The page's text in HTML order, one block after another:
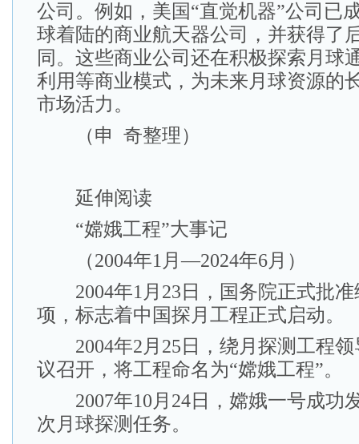
公司。例如，美国“直觉机器”公司已
球着陆的商业航天器公司，并获得了
同。这些商业公司还在积极探索月球
利用等商业模式，为未来月球资源的
市场活力。
（申 奇整理）
延伸阅读
“嫦娥工程”大事记
（2004年1月—2024年6月）
2004年1月23日，国务院正式批准
项，标志着中国探月工程正式启动。
2004年2月25日，绕月探测工程领
议召开，将工程命名为“嫦娥工程”。
2007年10月24日，嫦娥一号成功
次月球探测任务。